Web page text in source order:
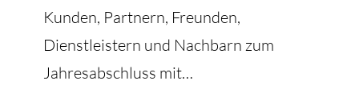
Kunden, Partnern, Freunden,
Dienstleistern und Nachbarn zum
Jahresabschluss mit…